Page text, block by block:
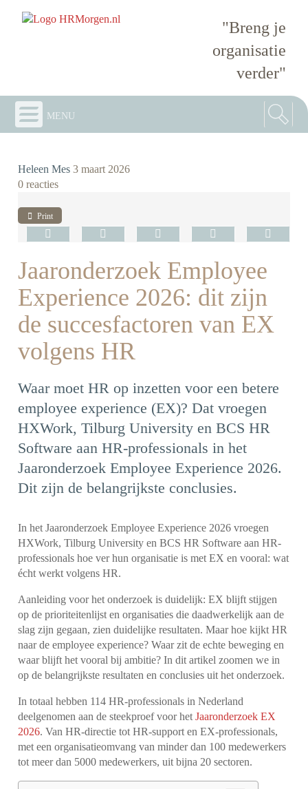
"Breng je
organisatie
verder"
menu
Heleen Mes 3 maart 2026
0 reacties
Print
Jaaronderzoek Employee
Experience 2026: dit zijn
de succesfactoren van EX
volgens HR
Waar moet HR op inzetten voor een betere
employee experience (EX)? Dat vroegen
HXWork, Tilburg University en BCS HR
Software aan HR-professionals in het
Jaaronderzoek Employee Experience 2026.
Dit zijn de belangrijkste conclusies.
In het Jaaronderzoek Employee Experience 2026 vroegen
HXWork, Tilburg University en BCS HR Software aan HR-
professionals hoe ver hun organisatie is met EX en vooral: wat
écht werkt volgens HR.
Aanleiding voor het onderzoek is duidelijk: EX blijft stijgen
op de prioriteitenlijst en organisaties die daadwerkelijk aan de
slag zijn gegaan, zien duidelijke resultaten. Maar hoe kijkt HR
naar de employee experience? Waar zit de echte beweging en
waar blijft het vooral bij ambitie? In dit artikel zoomen we in
op de belangrijkste resultaten en conclusies uit het onderzoek.
In totaal hebben 114 HR-professionals in Nederland
deelgenomen aan de steekproef voor hetJaaronderzoek EX
2026. Van HR-directie tot HR-support en EX-professionals,
met een organisatieomvang van minder dan 100 medewerkers
tot meer dan 5000 medewerkers, uit bijna 20 sectoren.